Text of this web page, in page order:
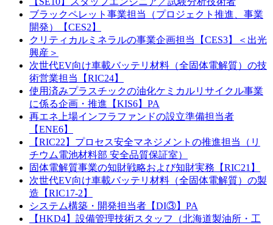
ブラックペレット事業担当（プロジェクト推進、事業
開発）【CES2】
クリティカルミネラルの事業企画担当【CES3】＜出光
興産＞
次世代EV向け車載バッテリ材料（全固体電解質）の技
術営業担当【RIC24】
使用済みプラスチックの油化ケミカルリサイクル事業
に係る企画・推進【KIS6】PA
再エネ上場インフラファンドの設立準備担当者
【ENE6】
【RIC22】プロセス安全マネジメントの推進担当（リ
チウム電池材料部 安全品質保証室）
固体電解質事業の知財戦略および知財実務【RIC21】
次世代EV向け車載バッテリ材料（全固体電解質）の製
造【RIC17-2】
システム構築・開発担当者【DI③】PA
【HKD4】設備管理技術スタッフ（北海道製油所・工